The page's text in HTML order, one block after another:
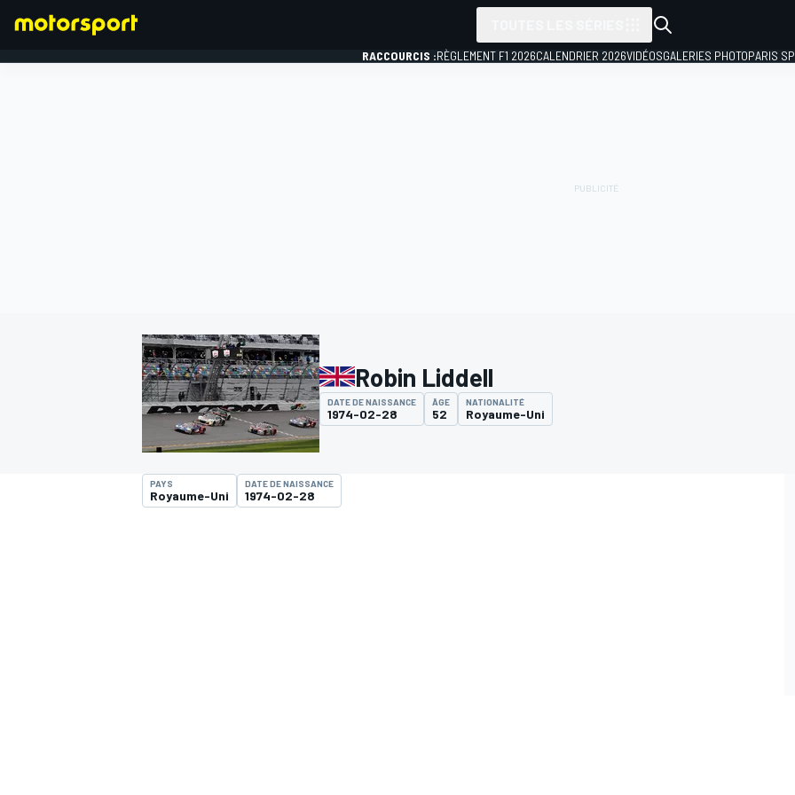
RACCOURCIS :RÈGLEMENT F1 2026CALENDRIER 2026VIDÉOSGALERIES PHOTOPARIS
Robin Liddell
DATE DE NAISSANCE
1974-02-28
ÂGE
52
NATIONALITÉ
Royaume-Uni
PAYS
Royaume-Uni
DATE DE NAISSANCE
1974-02-28